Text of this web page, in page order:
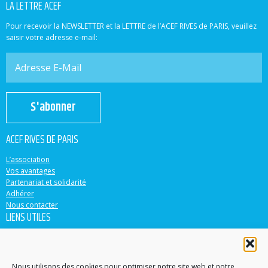
LA LETTRE ACEF
Pour recevoir la NEWSLETTER et la LETTRE de l’ACEF RIVES de PARIS, veuillez
saisir votre adresse e-mail:
S'abonner
ACEF RIVES DE PARIS
L’association
Vos avantages
Partenariat et solidarité
Adhérer
Nous contacter
LIENS UTILES